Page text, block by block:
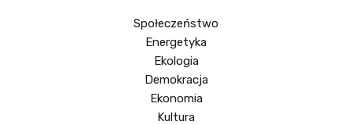
Społeczeństwo
Energetyka
Ekologia
Demokracja
Ekonomia
Kultura